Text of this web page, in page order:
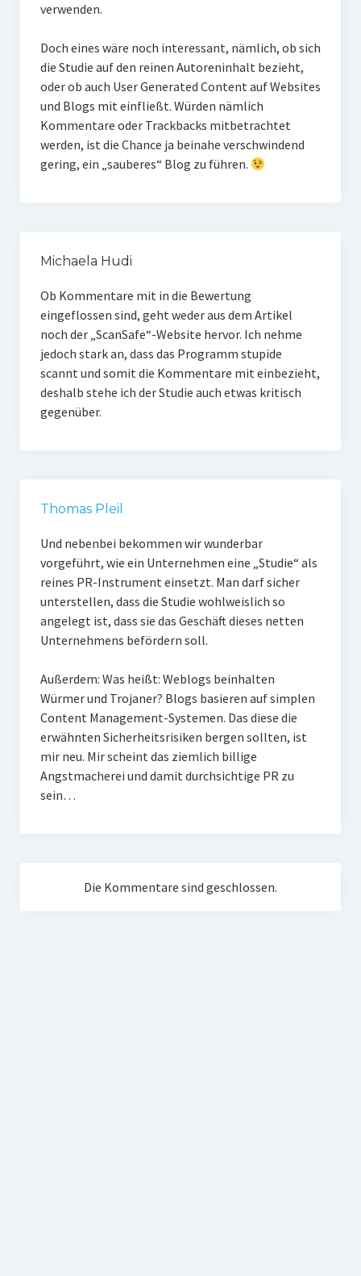
verwenden.
Doch eines wäre noch interessant, nämlich, ob sich
die Studie auf den reinen Autoreninhalt bezieht,
oder ob auch User Generated Content auf Websites
und Blogs mit einfließt. Würden nämlich
Kommentare oder Trackbacks mitbetrachtet
werden, ist die Chance ja beinahe verschwindend
gering, ein „sauberes“ Blog zu führen.
Michaela Hudi
Ob Kommentare mit in die Bewertung
eingeflossen sind, geht weder aus dem Artikel
noch der „ScanSafe“-Website hervor. Ich nehme
jedoch stark an, dass das Programm stupide
scannt und somit die Kommentare mit einbezieht,
deshalb stehe ich der Studie auch etwas kritisch
gegenüber.
Thomas Pleil
Und nebenbei bekommen wir wunderbar
vorgeführt, wie ein Unternehmen eine „Studie“ als
reines PR-Instrument einsetzt. Man darf sicher
unterstellen, dass die Studie wohlweislich so
angelegt ist, dass sie das Geschäft dieses netten
Unternehmens befördern soll.
Außerdem: Was heißt: Weblogs beinhalten
Würmer und Trojaner? Blogs basieren auf simplen
Content Management-Systemen. Das diese die
erwähnten Sicherheitsrisiken bergen sollten, ist
mir neu. Mir scheint das ziemlich billige
Angstmacherei und damit durchsichtige PR zu
sein…
Die Kommentare sind geschlossen.